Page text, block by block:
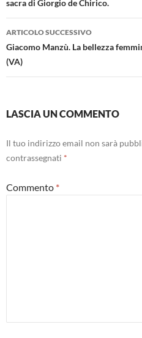
sacra di Giorgio de Chirico.
ARTICOLO SUCCESSIVO
Giacomo Manzù. La bellezza
(VA)
LASCIA UN COMMENTO
Il tuo indirizzo email non sarà
contrassegnati *
Commento *